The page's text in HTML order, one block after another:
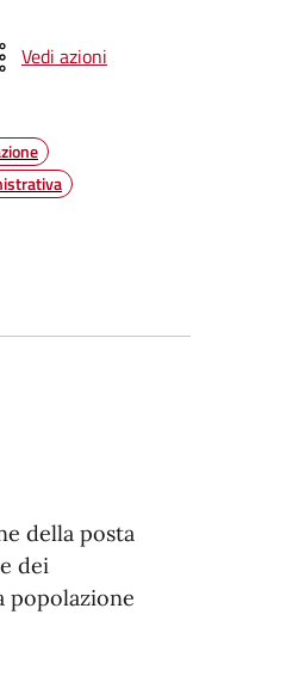
Vedi azioni
della posta
dei
popolazione